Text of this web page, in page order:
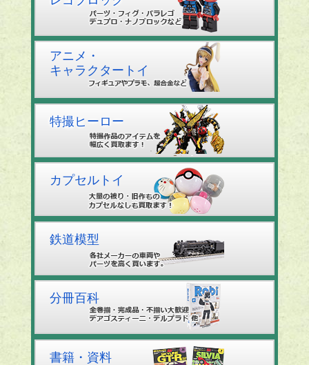
アニメ・
キャラクタートイ
特撮ヒーロー
カプセルトイ
鉄道模型
分冊百科
書籍・資料